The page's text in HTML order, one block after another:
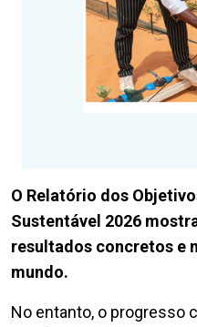
O Relatório dos
Sustentável 2026
resultados concretos e
mundo.
No entanto, o progresso